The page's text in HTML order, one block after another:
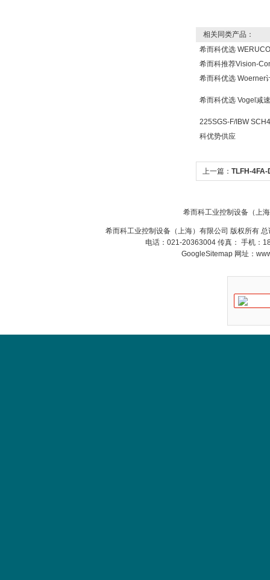
相关同类产品：
希而科优选
希而科推荐Vision-
希而科优选 Woerner
希而科优选 Vogel减
225SGS-F/IBW
科优势供应
上一篇： TLFH-
希而科工业控制设备（上
希而科工业控制设备（上海）有限公司 版权所有
电话：021-20363004 传真： 手机：
GoogleSitemap网址：